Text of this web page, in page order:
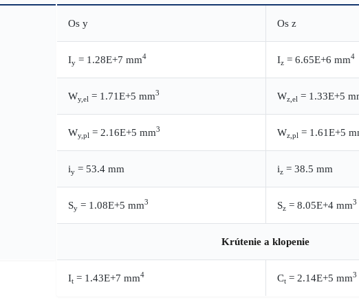
Os y Os z
Iy = 1.28E+7 mm4 Iz = 6.65E+6 mm4
Wy,el = 1.71E+5 mm3 Wz,el = 1.33E+5
Wy,pl = 2.16E+5 mm3 Wz,pl = 1.61E+5
iy = 53.4 mm iz = 38.5 mm
Sy = 1.08E+5 mm3 Sz = 8.05E+4 mm3
Krútenie a klopenie
It = 1.43E+7 mm4 Ct = 2.14E+5 mm3